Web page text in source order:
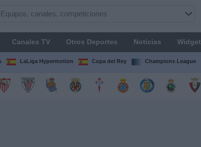
Canales TV Otros Deportes Noticias Widget
LaLiga Hypermotion Copa del Rey Champions League